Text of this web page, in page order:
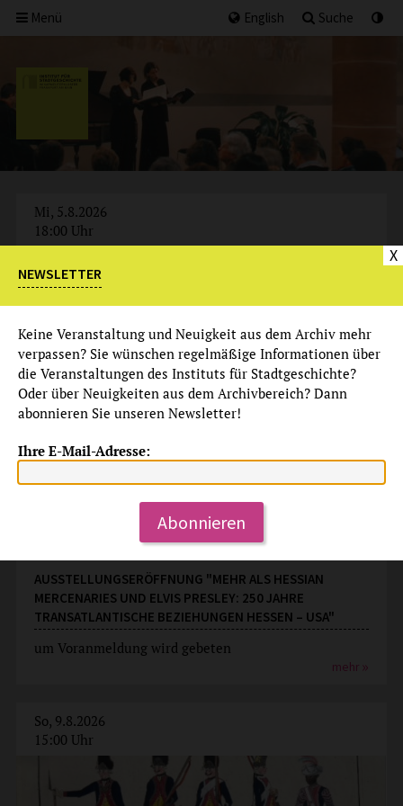
Menü English Suche
Mi, 5.8.2026
18:00 Uhr
Ausstellungseröffnung
AUSSTELLUNGSERÖFFNUNG "MEHR ALS HESSIAN
MERCENARIES UND ELVIS PRESLEY: 250 JAHRE
TRANSATLANTISCHE BEZIEHUNGEN HESSEN – USA"
um Voranmeldung wird gebeten
mehr
So, 9.8.2026
15:00 Uhr
X
NEWSLETTER
Keine Veranstaltung und Neuigkeit aus dem Archiv mehr
verpassen? Sie wünschen regelmäßige Informationen über
die Veranstaltungen des Instituts für Stadtgeschichte?
Oder über Neuigkeiten aus dem Archivbereich? Dann
abonnieren Sie unseren Newsletter!
Ihre E-Mail-Adresse:
Abonnieren